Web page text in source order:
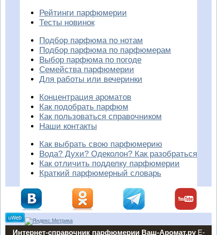
Рейтинги парфюмерии
Тесты новинок
Подбор парфюма по нотам
Подбор парфюма по парфюмерам
Выбор парфюма по погоде
Семейства парфюмерии
Для работы или вечеринки
Концентрация ароматов
Как подобрать парфюм
Как пользоваться справочником
Наши контакты
Как выбрать свою парфюмерию
Вода? Духи? Одеколон? Как разобраться
Как отличить подделку парфюмерии
Краткий парфюмерный словарь
Интернет-справочник парфюмерии Ваш-Аромат.руE-